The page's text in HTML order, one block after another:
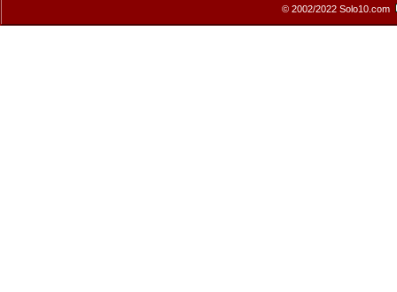
© 2002/2022 Solo10.com